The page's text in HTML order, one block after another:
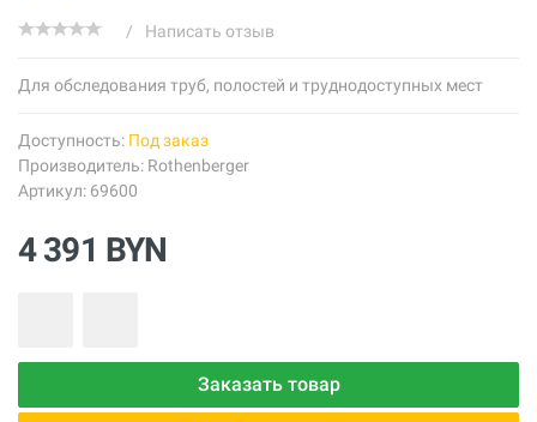
/ Написать отзыв
Для обследования труб, полостей и труднодоступных мест
Доступность: Под заказ
Производитель: Rothenberger
Артикул: 69600
4 391 BYN
Заказать товар